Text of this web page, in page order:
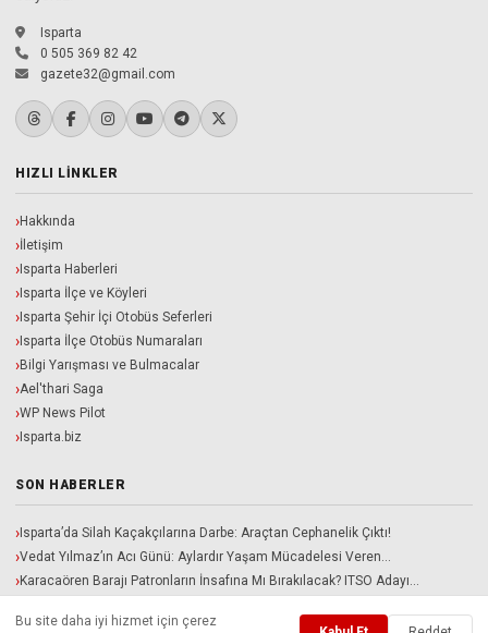
Isparta
0 505 369 82 42
gazete32@gmail.com
HIZLI LINKLER
Hakkında
İletişim
Isparta Haberleri
Isparta İlçe ve Köyleri
Isparta Şehir İçi Otobüs Seferleri
Isparta İlçe Otobüs Numaraları
Bilgi Yarışması ve Bulmacalar
Ael'thari Saga
WP News Pilot
Isparta.biz
SON HABERLER
Isparta’da Silah Kaçakçılarına Darbe: Araçtan Cephanelik Çıktı!
Vedat Yılmaz’ın Acı Günü: Aylardır Yaşam Mücadelesi Veren…
Karacaören Barajı Patronların İnsafına Mı Bırakılacak? ITSO Adayı…
Isparta Belediyesi ve İlçe Belediyelerinde Yeni Kadro Ayarı!…
Bu site daha iyi hizmet için çerez